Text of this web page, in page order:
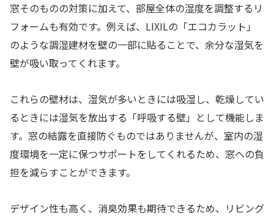
窓そのものの対策に加えて、部屋全体の湿度を調整するリ
フォームも有効です。例えば、LIXILの「エコカラット」
のような調湿建材を壁の一部に貼ることで、余分な湿気を
壁が吸い取ってくれます。
これらの壁材は、湿気が多いときには吸湿し、乾燥してい
るときには湿気を放出する「呼吸する壁」として機能しま
す。窓の結露を直接防ぐものではありませんが、室内の湿
度環境を一定に保つサポートをしてくれるため、窓への負
担を減らすことができます。
デザイン性も高く、消臭効果も期待できるため、リビング